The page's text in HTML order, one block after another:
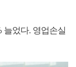
늘었다. 영업손실